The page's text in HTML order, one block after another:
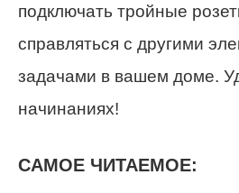
подключать тройные
справляться с другими
задачами в вашем доме.
начинаниях!
САМОЕ ЧИТАЕМОЕ: